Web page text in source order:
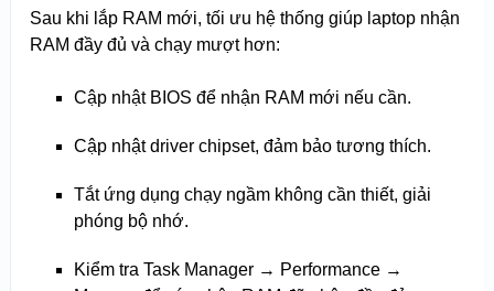
Sau khi lắp RAM mới, tối ưu hệ thống giúp laptop nhận
RAM đầy đủ và chạy mượt hơn:
Cập nhật BIOS để nhận RAM mới nếu cần.
Cập nhật driver chipset, đảm bảo tương thích.
Tắt ứng dụng chạy ngầm không cần thiết, giải
phóng bộ nhớ.
Kiểm tra Task Manager → Performance →